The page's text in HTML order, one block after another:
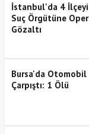
İstanbul'da 4
Suç Örgütüne
Gözaltı
Bursa'da Otomobil
Çarpıştı: 1 Ölü